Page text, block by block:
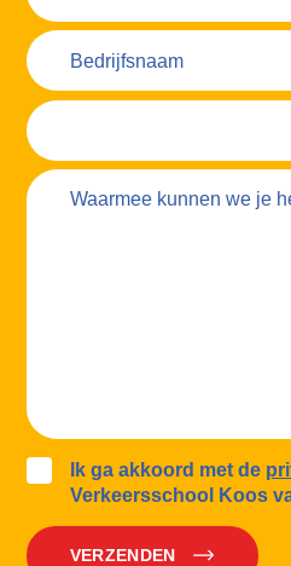
Ik ga akkoord met de
Verkeersschool Koos
VERZENDEN